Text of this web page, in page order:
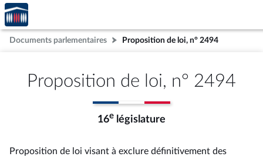
Aller au contenu
Aller en bas de la page
Accèder
à la
page
d'accueil
Documents parlementaires Proposition de loi, n° 2494
Proposition de loi, n° 2494
16e législature
Proposition de loi visant à exclure définitivement des